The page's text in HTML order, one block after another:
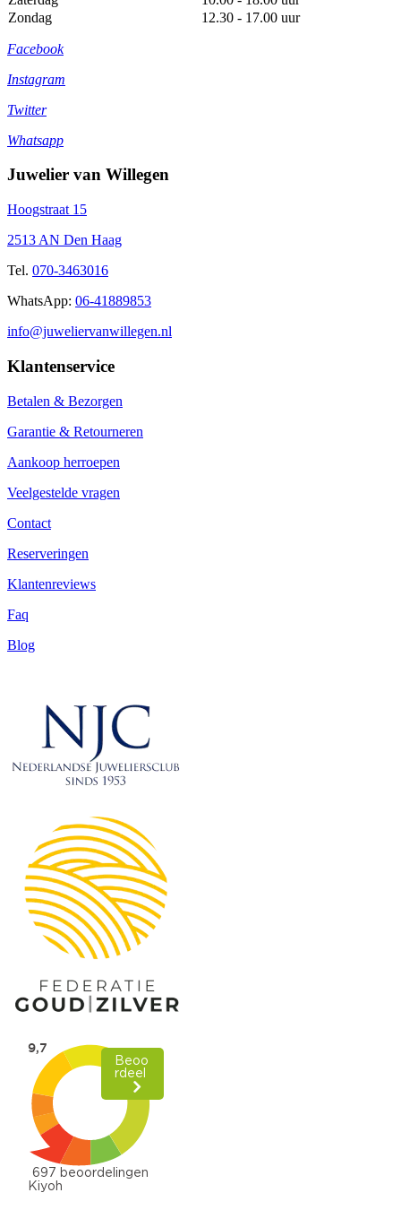
Zondag
12.30 - 17.00 uur
Facebook
Instagram
Twitter
Whatsapp
Juwelier van Willegen
Hoogstraat 15
2513 AN Den Haag
Tel. 070-3463016
WhatsApp: 06-41889853
info@juweliervanwillegen.nl
Klantenservice
Betalen & Bezorgen
Garantie & Retourneren
Aankoop herroepen
Veelgestelde vragen
Contact
Reserveringen
Klantenreviews
Faq
Blog